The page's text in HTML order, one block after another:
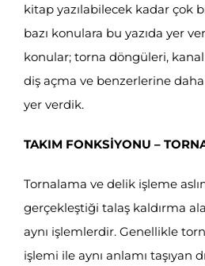
kitap yazılabilecek kadar çok
bazı konulara bu yazıda yer
konular; torna döngüleri,
diş açma ve benzerlerine daha
yer verdik.
TAKIM FONKSİYONU –
Tornalama ve delik işleme
gerçekleştiği talaş kaldırma
aynı işlemlerdir. Genellikle
işlemi ile aynı anlamı taşıyan